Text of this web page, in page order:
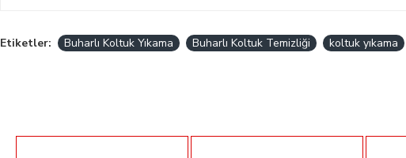
Etiketler: Buharlı Koltuk Yıkama Buharlı Koltuk Temizliği koltuk yıkama